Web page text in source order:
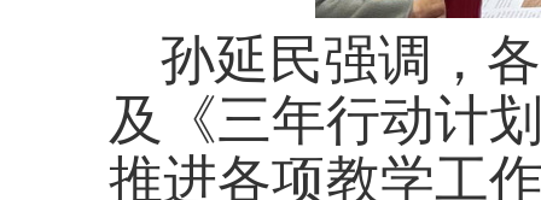
孙延民强调，
及《三年行动计
推进各项教学工